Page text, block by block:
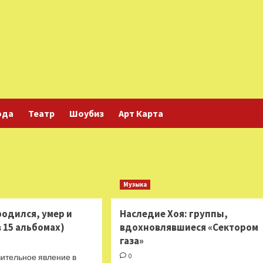
Театр Шоубиз Арт Карта
умер и
15 альбомах)
явление в
Музыка
Наследие Хоя: группы,
вдохновлявшиеся «Сектором
газа»
0